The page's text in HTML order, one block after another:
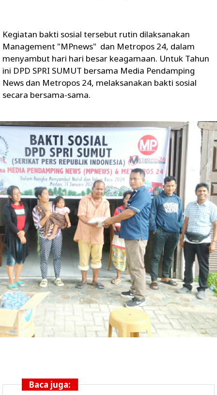
Kegiatan bakti sosial tersebut rutin dilaksanakan
Management "MPnews" dan Metropos 24, dalam
menyambut hari hari besar keagamaan. Untuk Tahun
ini DPD SPRI SUMUT bersama Media Pendamping
News dan Metropos 24, melaksanakan bakti sosial
secara bersama-sama.
Baca juga: